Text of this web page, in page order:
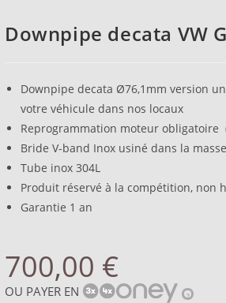
Downpipe decata VW
Downpipe decata Ø76,1mm version
votre véhicule dans nos locaux
Reprogrammation moteur obligatoire
Bride V-band Inox usiné dans la masse
Tube inox 304L
Produit réservé à la compétition, non
Garantie 1 an
700,00 €
OU PAYER EN ?